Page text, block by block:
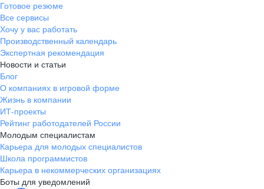
Готовое резюме
Все сервисы
Хочу у вас работать
Производственный календарь
Экспертная рекомендация
Новости и статьи
Блог
О компаниях в игровой форме
Жизнь в компании
ИТ-проекты
Рейтинг работодателей России
Молодым специалистам
Карьера для молодых специалистов
Школа программистов
Карьера в некоммерческих организациях
Боты для уведомлений